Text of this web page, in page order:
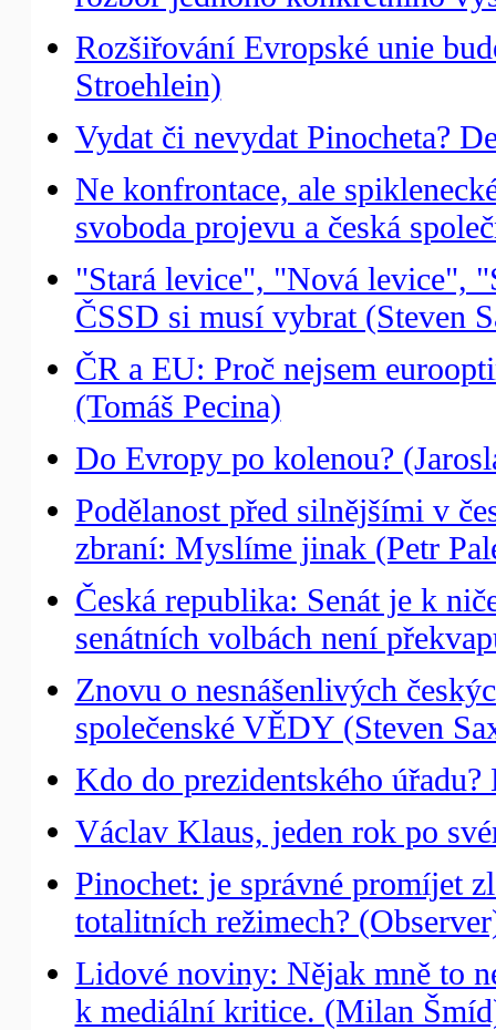
Rozšiřování Evropské unie
Stroehlein)
Vydat či nevydat Pinocheta?
Ne konfrontace, ale
svoboda projevu a česká
"Stará levice", "Nová levice",
ČSSD si musí vybrat (Steven
ČR a EU: Proč nejsem
(Tomáš Pecina)
Do Evropy po kolenou?
Podělanost před silnějšími v
zbraní: Myslíme jinak (Petr
Česká republika: Senát je k
senátních volbách není
Znovu o nesnášenlivých
společenské VĚDY (Steven
Kdo do prezidentského
Václav Klaus, jeden rok po
Pinochet: je správné promíjet
totalitních režimech?
Lidové noviny: Nějak mně to
k mediální kritice. (Milan